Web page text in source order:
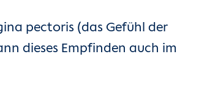
pectoris (das Gefühl der
dieses Empfinden auch im